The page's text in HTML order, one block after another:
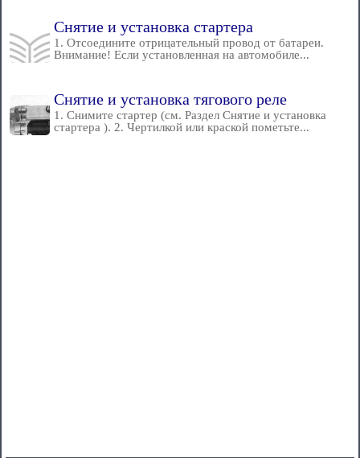
Снятие и установка стартера
1. Отсоедините отрицательный провод от батареи.
Внимание! Если установленная на автомобиле...
Снятие и установка тягового реле
1. Снимите стартер (см. Раздел Снятие и установка
стартера ). 2. Чертилкой или краской пометьте...